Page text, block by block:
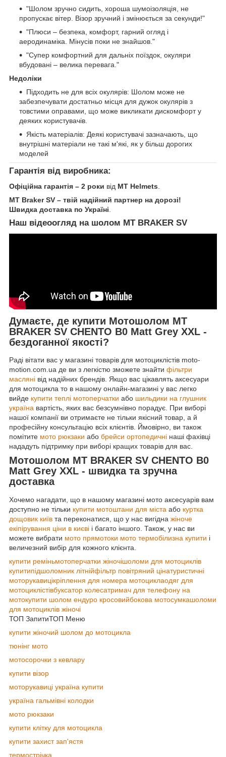
"Шолом зручно сидить, хороша шумоізоляція, не
пропускає вітер. Візор зручний і змінюється за секунди!"
"Плюси – безпека, комфорт, гарний огляд і
аеродинаміка. Мінусів поки не знайшов."
"Супер комфортний для дальніх поїздок, окуляри
вбудовані – велика перевага."
Недоліки
Підходить не для всіх окулярів: Шолом може не
забезпечувати достатньо місця для дужок окулярів з
товстими оправами, що може викликати дискомфорт у
деяких користувачів.
Якість матеріалів: Деякі користувачі зазначають, що
внутрішні матеріали не такі м'які, як у більш дорогих
моделей
Гарантія від виробника:
Офіційна гарантія – 2 роки від MT Helmets
MT Braker SV – твій надійний партнер на дорозі!
Швидка доставка по Україні
Наш відеоогляд на шолом MT BRAKER SV
Думаєте, де купити Мотошолом MT
BRAKER SV CHENTO B0 Matt Grey XXL -
бездоганної якості?
Раді вітати вас у магазині товарів для мотоциклістів moto-
motion.com.ua де ви з легкістю зможете знайти фільтри
масляні від надійних брендів. Якщо вас цікавлять аксесуари
для мотоцикла то в нашому онлайн-магазині у вас легко
вийде купити теплі мотоперчатки або шильдики на глушник
україна вартість, яких вас безсумнівно порадує. При виборі
нашої компанії ви отримаєте не тільки якісний товар, а й
професійну консультацію всіх клієнтів. Ймовірно, ви також
помітите мото рюкзаки або брейси ортопедичні наші фахівці
нададуть підтримку при виборі кращих товарів для вас.
Мотошолом MT BRAKER SV CHENTO B0
Matt Grey XXL - швидка та зручна
доставка
Хочемо нагадати, що в нашому магазині мото аксесуарів вам
доступно не тільки купити мотоштани для міста або куртка
дощовик київ та переконатися, що у нас вигідна жіноче
екіпірування ціни в києві і багато іншого. Також, у нас ви
можете вибрати мото прямотоки мото термобілизна купити і
величезний вибір для кожного клієнта.
купити реміньмотоперчатки жіночішоломи для мотоциклів
купитипідшоломник літнійфільтр повітряний цінатуристичні
моторукавицікріплення для номера мотоциклаодяг для
мотоциклістівбуксатор колесатримач для телефону на
мотокупити шолом ендуро кросовийбокова мотосумкашоломи
для мотоциклів жіночі
ТОП ЗапитиТОП Меню
купити жіночий шолом до мотоцикла
тюнінг мото
мотосорочки з кевлару
купити візор
моторукавиці україна купити
україна гальмівні колодки
мото рюкзаки
купити клітку для мотоцикла
купити захист зап'ястя
термострічка